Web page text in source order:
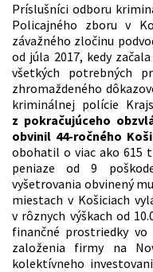
Príslušníci odboru
Policajného zboru v
závažného zločinu
od júla 2017, kedy
všetkých potrebných
zhromaždeného
kriminálnej polície
z pokračujúceho
obvinil 44-ročného
obohatil o viac ako 615
peniaze od 9
vyšetrovania obvinený
miestach v Košiciach
v rôznych výškach od
finančné prostriedky vo
založenia firmy na
kolektívneho